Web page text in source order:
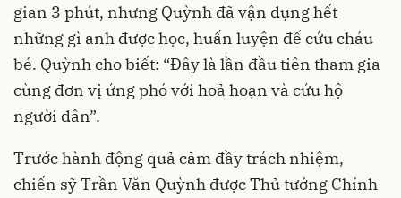
gian 3 phút, nhưng Quỳnh đã vận dụng hết
những gì anh được học, huấn luyện để cứu cháu
bé. Quỳnh cho biết: “Đây là lần đầu tiên tham gia
cùng đơn vị ứng phó với hoả hoạn và cứu hộ
người dân”.
Trước hành động quả cảm đầy trách nhiệm,
chiến sỹ Trần Văn Quỳnh được Thủ tướng Chính